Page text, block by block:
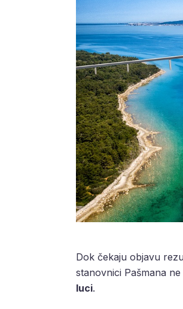
Dok čekaju objavu
stanovnici Pašmana
luci.